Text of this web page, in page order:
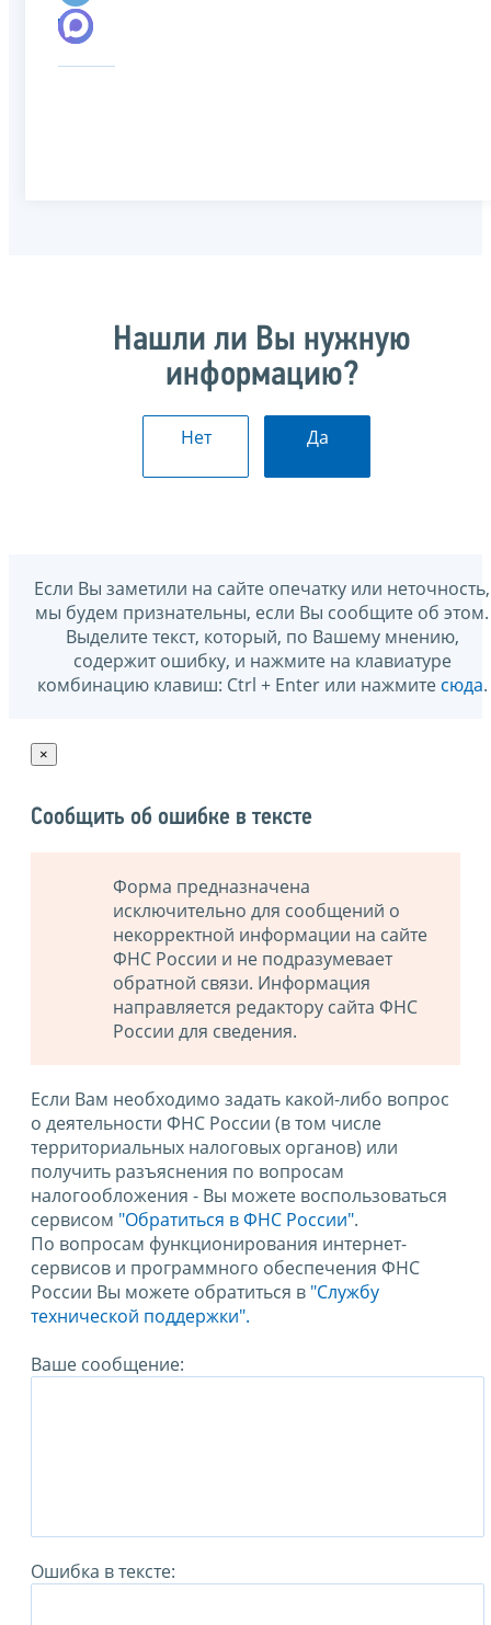
Нашли ли Вы нужную
информацию?
Нет Да
Если Вы заметили на сайте опечатку или неточность,
мы будем признательны, если Вы сообщите об этом.
Выделите текст, который, по Вашему мнению,
содержит ошибку, и нажмите на клавиатуре
комбинацию клавиш: Ctrl + Enter или нажмите сюда.
×
Сообщить об ошибке в тексте
Форма предназначена
исключительно для сообщений о
некорректной информации на сайте
ФНС России и не подразумевает
обратной связи. Информация
направляется редактору сайта ФНС
России для сведения.
Если Вам необходимо задать какой-либо вопрос
о деятельности ФНС России (в том числе
территориальных налоговых органов) или
получить разъяснения по вопросам
налогообложения - Вы можете воспользоваться
сервисом "Обратиться в ФНС России".
По вопросам функционирования интернет-
сервисов и программного обеспечения ФНС
России Вы можете обратиться в "Службу
технической поддержки".
Ваше сообщение:
Ошибка в тексте: